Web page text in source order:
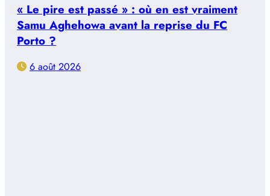
« Le pire est passé » : où en est vraiment
Samu Aghehowa avant la reprise du FC
Porto ?
6 août 2026